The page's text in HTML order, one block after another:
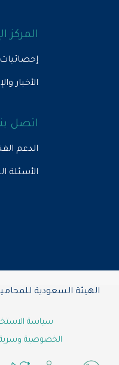
المركز
إحصائيات
الأخبار
اتصل بنا
الدعم الفني
الأسئلة
الهيئة السعودية للمحامين
سياسة
الخصوصية وسرية